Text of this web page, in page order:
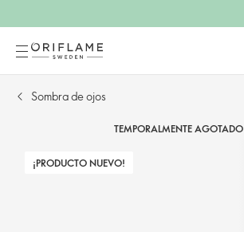
Sombra de ojos
TEMPORALMENTE AGOTADO
¡PRODUCTO NUEVO!